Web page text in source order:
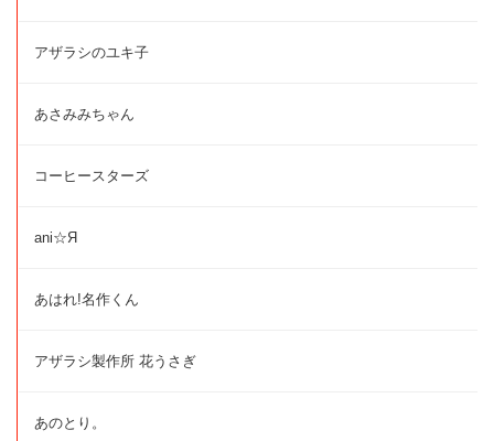
アザラシのユキ子
あさみみちゃん
コーヒースターズ
ani☆Я
あはれ!名作くん
アザラシ製作所 花うさぎ
あのとり。